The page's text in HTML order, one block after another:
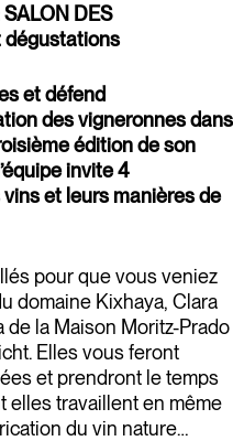
SALON DES
dégustations
et défend
des vigneronnes dans
édition de son
invite 4
et leurs manières de
pour que vous veniez
domaine Kixhaya, Clara
de la Maison Moritz-Prado
Elles vous feront
et prendront le temps
elles travaillent en même
du vin nature…